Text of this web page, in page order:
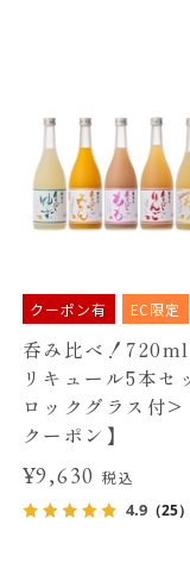
クーポン有 EC限定
呑み比べ！
リキュール5本セ
ロックグラス付>
クーポン】
¥9,630税込
4.9（25）